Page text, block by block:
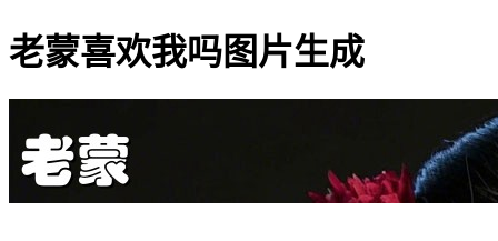
老蒙喜欢我吗图片生成